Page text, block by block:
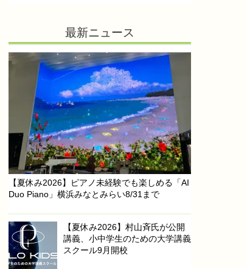
最新ニュース
【夏休み2026】ピアノ未経験でも楽しめる「AI
Duo Piano」横浜みなとみらい8/31まで
【夏休み2026】村山斉氏が公開
講義、小中学生のための大学講義
スクール9月開校